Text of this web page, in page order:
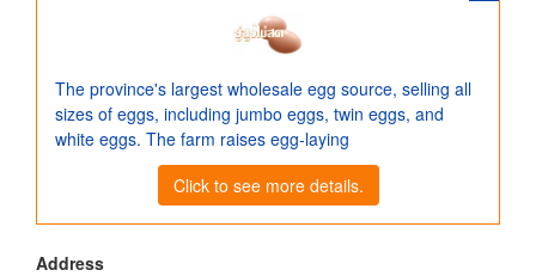
The province's largest wholesale egg source, selling all
sizes of eggs, including jumbo eggs, twin eggs, and
white eggs. The farm raises egg-laying
Click to see more details.
Address